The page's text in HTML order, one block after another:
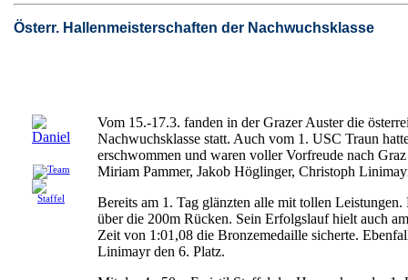
Österr. Hallenmeisterschaften der Nachwuchsklasse
Vom 15.-17.3. fanden in der Grazer Auster die
Nachwuchsklasse statt. Auch vom 1. USC Traun
erschwommen und waren voller Vorfreude nach
Miriam Pammer, Jakob Höglinger, Christoph
Bereits am 1. Tag glänzten alle mit tollen
über die 200m Rücken. Sein Erfolgslauf hielt auch
Zeit von 1:01,08 die Bronzemedaille sicherte.
Linimayr den 6. Platz.